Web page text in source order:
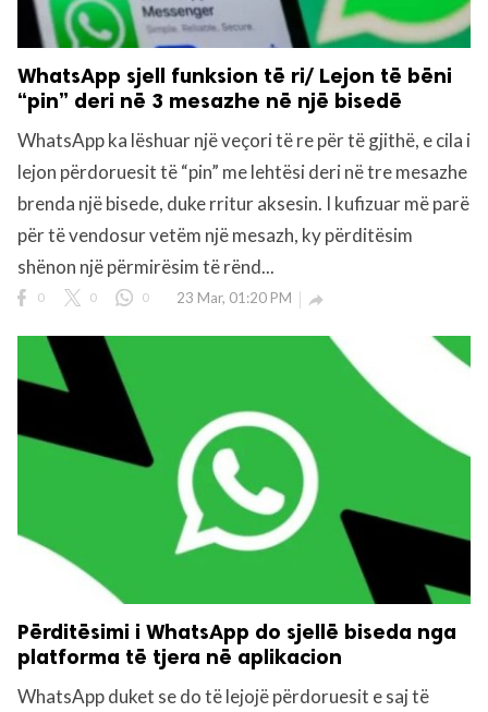
WhatsApp sjell funksion të ri/ Lejon të bëni
“pin” deri në 3 mesazhe në një bisedë
WhatsApp ka lëshuar një veçori të re për të gjithë, e cila i
lejon përdoruesit të “pin” me lehtësi deri në tre mesazhe
brenda një bisede, duke rritur aksesin. I kufizuar më parë
për të vendosur vetëm një mesazh, ky përditësim
shënon një përmirësim të rënd...
0 0 0 23 Mar, 01:20 PM 
Përditësimi i WhatsApp do sjellë biseda nga
platforma të tjera në aplikacion
WhatsApp duket se do të lejojë përdoruesit e saj të